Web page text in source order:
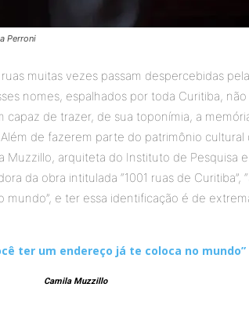
Perroni
muitas vezes passam despercebidas
nomes, espalhados por toda Curitiba,
capaz de trazer, de sua toponímia, a
de fazerem parte do patrimônio cultural
Muzzillo, arquiteta do Instituto de Pesquisa
da obra intitulada “1001 ruas de Curitiba”,
e ter essa identificação é de
ter um endereço já te coloca no mundo”
Camila Muzzillo